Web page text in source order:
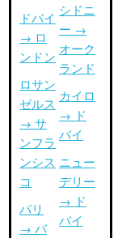
ドバイ
→ ロ
ンドン
ロサン
ゼルス
→ サ
ンフラ
ンシス
コ
パリ
→ バ
シドニ
ー →
オーク
ランド
カイロ
→ ド
バイ
ニュー
デリー
→ ド
バイ